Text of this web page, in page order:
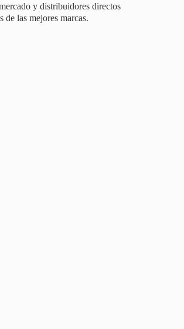
y distribuidores directos
de las mejores marcas.